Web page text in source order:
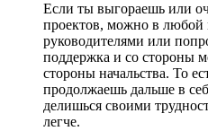
Если ты выгораешь или
проектов, можно в любой
руководителями или
поддержка и со стороны
стороны начальства. То
продолжаешь дальше в
делишься своими
легче.